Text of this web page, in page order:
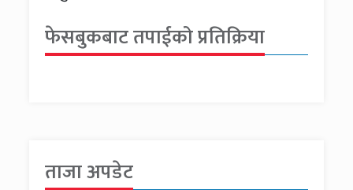
फेसबुकबाट तपाईको प्रतिक्रिया
ताजा अपडेट